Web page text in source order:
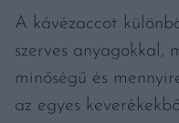
A kávézaccot
szerves anyagokkal,
minőségű és
az egyes